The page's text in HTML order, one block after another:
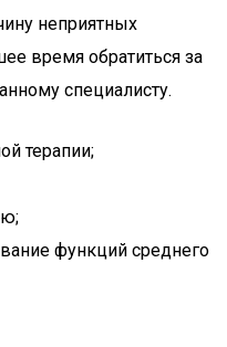
неприятных
время обратиться за
специалисту.
терапии;
функций среднего